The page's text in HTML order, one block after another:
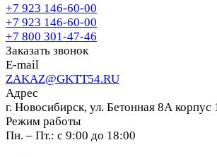
+7 923 146-60-00
+7 923 146-60-00
+7 800 301-47-46
Заказать звонок
E-mail
ZAKAZ@GKTT54.RU
Адрес
г. Новосибирск, ул. Бетонная 8А корпус
Режим работы
Пн. – Пт.: с 9:00 до 18:00